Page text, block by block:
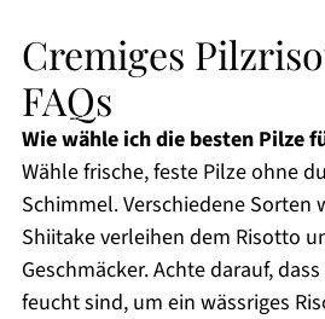
Cremiges
FAQs
Wie wähle ich die besten Pilze
Wähle frische, feste Pilze ohne
Schimmel. Verschiedene Sorten
Shiitake verleihen dem Risotto
Geschmäcker. Achte darauf,
feucht sind, um ein wässriges